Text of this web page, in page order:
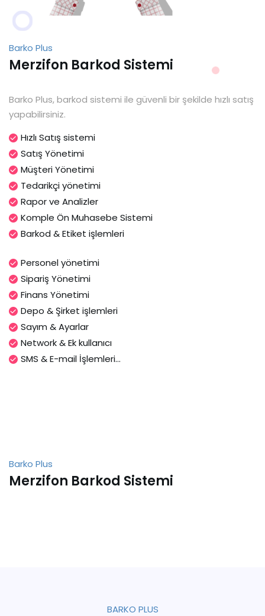
Barko Plus
Merzifon Barkod Sistemi
Barko Plus, barkod sistemi ile güvenli bir şekilde hızlı satış
yapabilirsiniz.
Hızlı Satış sistemi
Satış Yönetimi
Müşteri Yönetimi
Tedarikçi yönetimi
Rapor ve Analizler
Komple Ön Muhasebe Sistemi
Barkod & Etiket işlemleri
Personel yönetimi
Sipariş Yönetimi
Finans Yönetimi
Depo & Şirket işlemleri
Sayım & Ayarlar
Network & Ek kullanıcı
SMS & E-mail İşlemleri...
Barko Plus
Merzifon Barkod Sistemi
BARKO PLUS